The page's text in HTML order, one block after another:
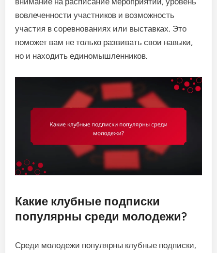
вовлеченности участников и возможность
участия в соревнованиях или выставках. Это
поможет вам не только развивать свои навыки,
но и находить единомышленников.
Какие клубные подписки
популярны среди молодежи?
Среди молодежи популярны клубные подписки,